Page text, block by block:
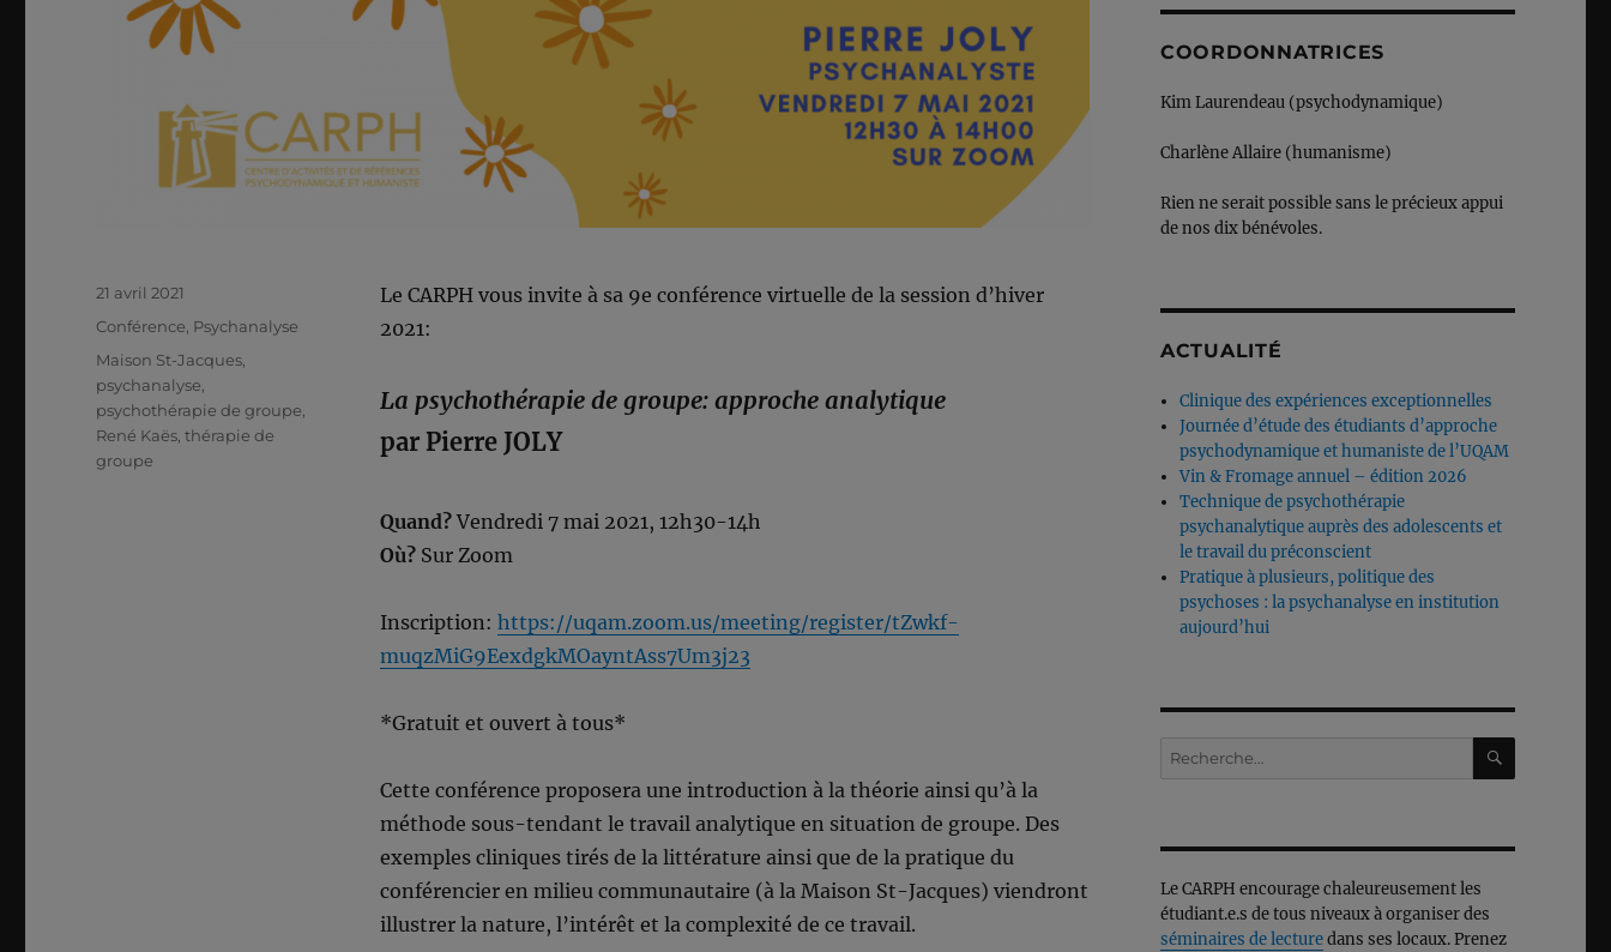
Le CARPH vous invite à sa 9e conférence virtuelle de la session d’hiver
2021:
La psychothérapie de groupe: approche analytique
par Pierre JOLY
Quand?Vendredi 7 mai 2021, 12h30-14h
Où?Sur Zoom
Inscription: https://uqam.zoom.us/meeting/register/tZwkf-
muqzMiG9EexdgkMOayntAss7Um3j23
*Gratuit et ouvert à tous*
Cette conférence proposera une introduction à la théorie ainsi qu’à la
méthode sous-tendant le travail analytique en situation de groupe. Des
exemples cliniques tirés de la littérature ainsi que de la pratique du
conférencier en milieu communautaire (à la Maison St-Jacques) viendront
illustrer la nature, l’intérêt et la complexité de ce travail.
Publié
le
21 avril 2021
Catégories
Conférence, Psychanalyse
Étiquettes
Maison St-Jacques,
psychanalyse,
psychothérapie de groupe,
René Kaës,thérapie de
groupe
COORDONNATRICES
Kim Laurendeau (psychodynamique)
Charlène Allaire (humanisme)
Rien ne serait possible sans le précieux appui
de nos dix bénévoles.
ACTUALITÉ
Clinique des expériences exceptionnelles
Journée d’étude des étudiants d’approche
psychodynamique et humaniste de l’UQAM
Vin & Fromage annuel – édition 2026
Technique de psychothérapie
psychanalytique auprès des adolescents et
le travail du préconscient
Pratique à plusieurs, politique des
psychoses : la psychanalyse en institution
aujourd’hui
Recherche
Le CARPH encourage chaleureusement les
étudiant.e.s de tous niveaux à organiser des
séminaires de lecturedans ses locaux. Prenez